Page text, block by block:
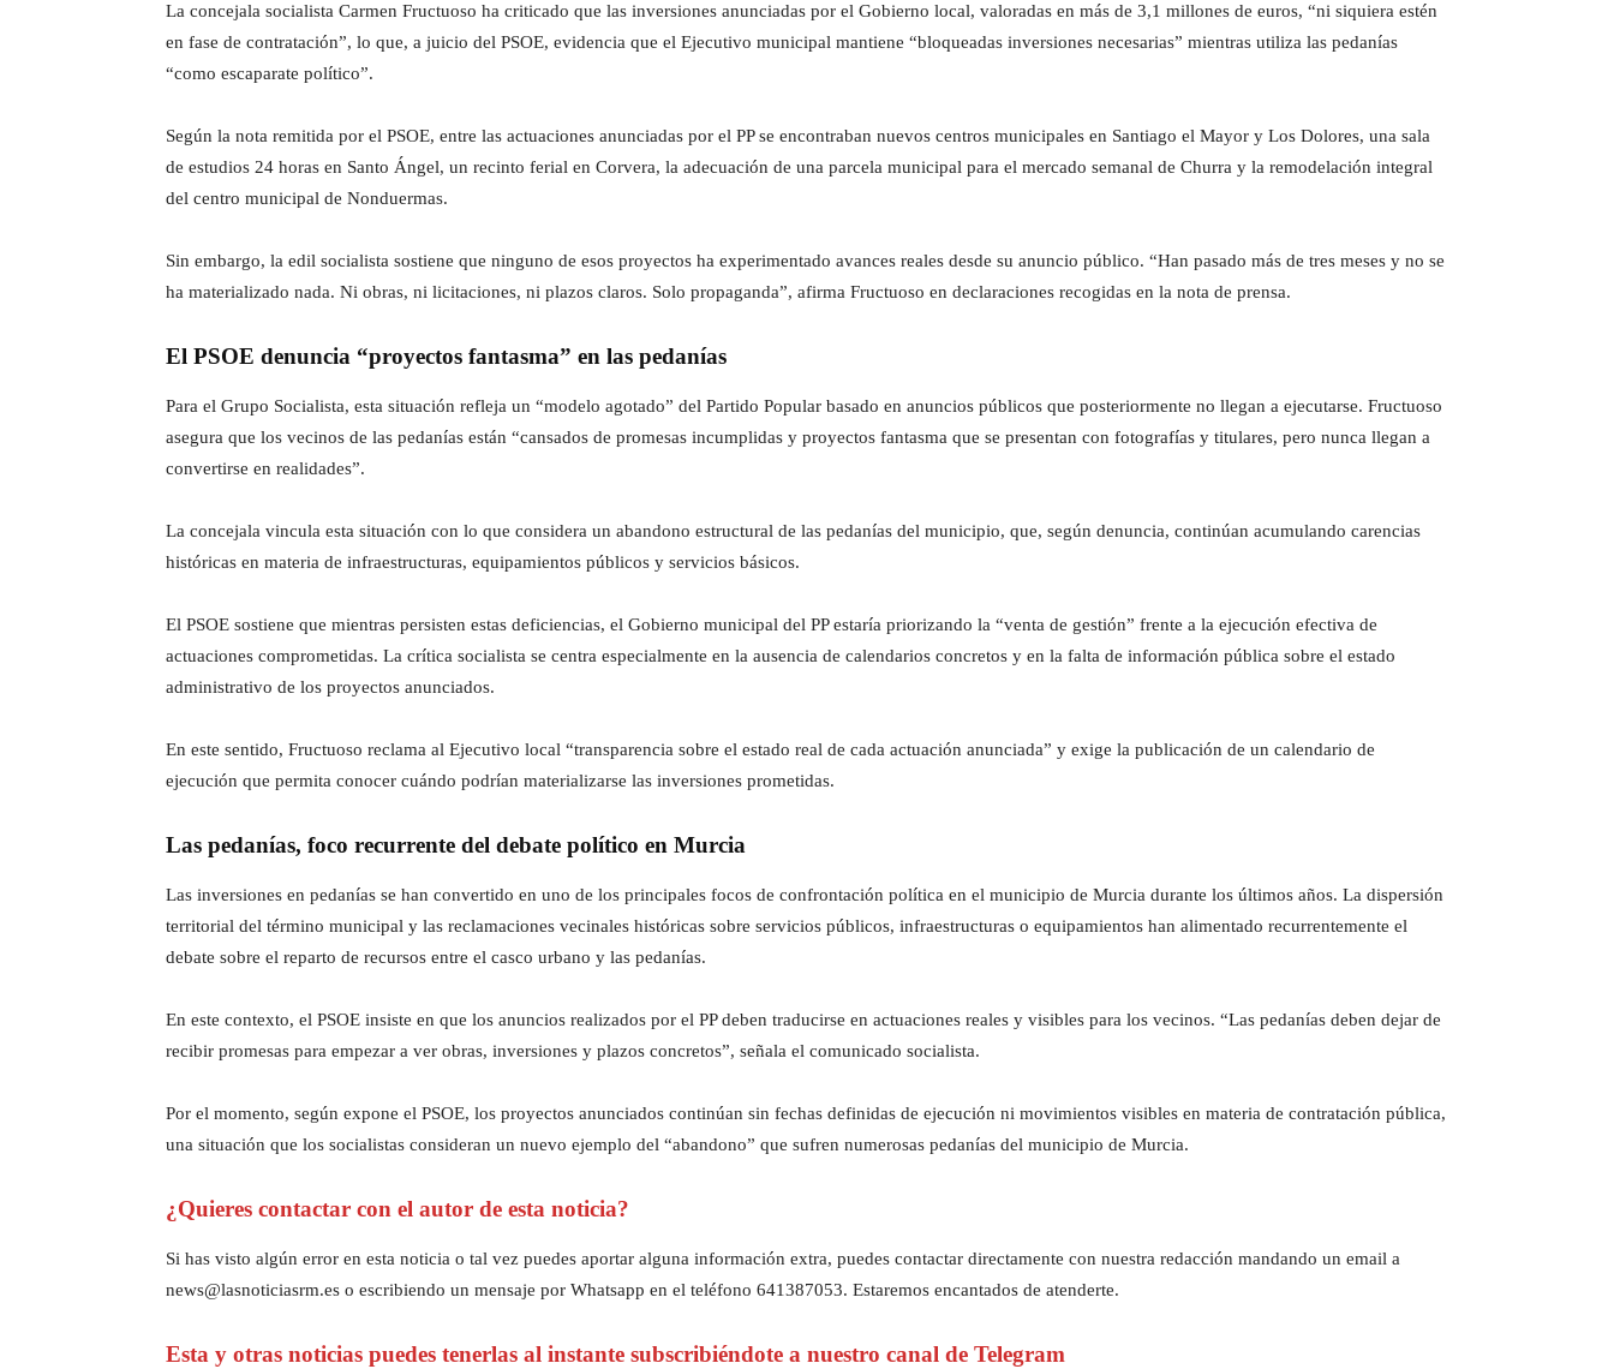
La concejala socialista Carmen Fructuoso ha criticado que las inversiones anunciadas por el Gobierno local, valoradas en más de 3,1 millones de euros, “ni siquiera estén
en fase de contratación”, lo que, a juicio del PSOE, evidencia que el Ejecutivo municipal mantiene “bloqueadas inversiones necesarias” mientras utiliza las pedanías
“como escaparate político”.
Según la nota remitida por el PSOE, entre las actuaciones anunciadas por el PP se encontraban nuevos centros municipales en Santiago el Mayor y Los Dolores, una sala
de estudios 24 horas en Santo Ángel, un recinto ferial en Corvera, la adecuación de una parcela municipal para el mercado semanal de Churra y la remodelación integral
del centro municipal de Nonduermas.
Sin embargo, la edil socialista sostiene que ninguno de esos proyectos ha experimentado avances reales desde su anuncio público. “Han pasado más de tres meses y no se
ha materializado nada. Ni obras, ni licitaciones, ni plazos claros. Solo propaganda”, afirma Fructuoso en declaraciones recogidas en la nota de prensa.
El PSOE denuncia “proyectos fantasma” en las pedanías
Para el Grupo Socialista, esta situación refleja un “modelo agotado” del Partido Popular basado en anuncios públicos que posteriormente no llegan a ejecutarse. Fructuoso
asegura que los vecinos de las pedanías están “cansados de promesas incumplidas y proyectos fantasma que se presentan con fotografías y titulares, pero nunca llegan a
convertirse en realidades”.
La concejala vincula esta situación con lo que considera un abandono estructural de las pedanías del municipio, que, según denuncia, continúan acumulando carencias
históricas en materia de infraestructuras, equipamientos públicos y servicios básicos.
El PSOE sostiene que mientras persisten estas deficiencias, el Gobierno municipal del PP estaría priorizando la “venta de gestión” frente a la ejecución efectiva de
actuaciones comprometidas. La crítica socialista se centra especialmente en la ausencia de calendarios concretos y en la falta de información pública sobre el estado
administrativo de los proyectos anunciados.
En este sentido, Fructuoso reclama al Ejecutivo local “transparencia sobre el estado real de cada actuación anunciada” y exige la publicación de un calendario de
ejecución que permita conocer cuándo podrían materializarse las inversiones prometidas.
Las pedanías, foco recurrente del debate político en Murcia
Las inversiones en pedanías se han convertido en uno de los principales focos de confrontación política en el municipio de Murcia durante los últimos años. La dispersión
territorial del término municipal y las reclamaciones vecinales históricas sobre servicios públicos, infraestructuras o equipamientos han alimentado recurrentemente el
debate sobre el reparto de recursos entre el casco urbano y las pedanías.
En este contexto, el PSOE insiste en que los anuncios realizados por el PP deben traducirse en actuaciones reales y visibles para los vecinos. “Las pedanías deben dejar de
recibir promesas para empezar a ver obras, inversiones y plazos concretos”, señala el comunicado socialista.
Por el momento, según expone el PSOE, los proyectos anunciados continúan sin fechas definidas de ejecución ni movimientos visibles en materia de contratación pública,
una situación que los socialistas consideran un nuevo ejemplo del “abandono” que sufren numerosas pedanías del municipio de Murcia.
¿Quieres contactar con el autor de esta noticia?
Si has visto algún error en esta noticia o tal vez puedes aportar alguna información extra, puedes contactar directamente con nuestra redacción mandando un email a
news@lasnoticiasrm.es o escribiendo un mensaje por Whatsapp en el teléfono 641387053. Estaremos encantados de atenderte.
Esta y otras noticias puedes tenerlas al instante subscribiéndote a nuestro canal de Telegram